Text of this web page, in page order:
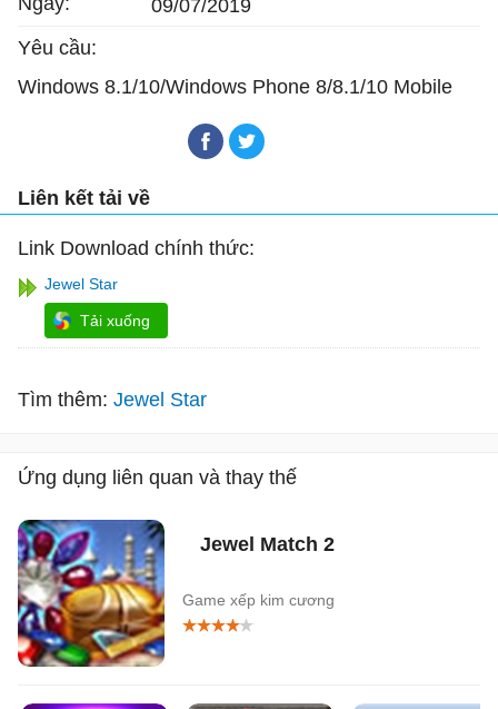
09/07/2019
Yêu cầu:
Windows 8.1/10/Windows Phone 8/8.1/10 Mobile
Liên kết tải về
Link Download chính thức:
Jewel Star
Tải xuống
Tìm thêm: Jewel Star
Ứng dụng liên quan và thay thế
Jewel Match 2
Game xếp kim cương